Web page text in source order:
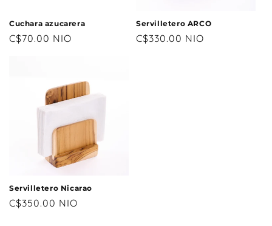
Cuchara azucarera
Precio
C$70.00 NIO
Servilletero ARCO
Precio
C$330.00 NIO
Servilletero Nicarao
Precio
C$350.00 NIO